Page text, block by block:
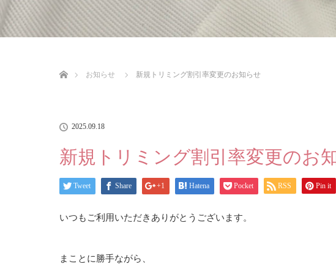
お知らせ
新規トリミング割引率変更のお知らせ
2025.09.18
新規トリミング割引率変更のお
Tweet Share +1 Hatena Pocket RSS Pin it
いつもご利用いただきありがとうございます。
まことに勝手ながら、